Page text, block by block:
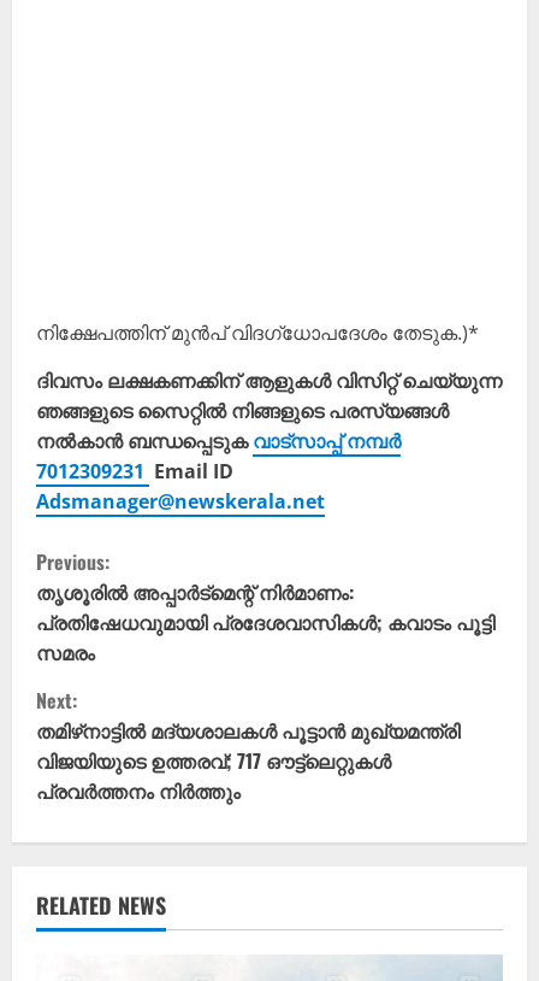
നിക്ഷേപത്തിന് മുൻപ് വിദഗ്ധോപദേശം തേടുക.)*
ദിവസം ലക്ഷകണക്കിന് ആളുകൾ വിസിറ്റ് ചെയ്യുന്ന
ഞങ്ങളുടെ സൈറ്റിൽ നിങ്ങളുടെ പരസ്യങ്ങൾ
നൽകാൻ ബന്ധപ്പെടുകവാട്സാപ്പ് നമ്പർ
7012309231 Email ID
Adsmanager@newskerala.net
C
o
n
t
i
n
u
e
Previous:
തൃശൂരിൽ അപ്പാർട്മെന്റ് നിർമാണം:
പ്രതിഷേധവുമായി പ്രദേശവാസികൾ; കവാടം പൂട്ടി
സമരം
Next:
തമിഴ്‌നാട്ടിൽ മദ്യശാലകൾ പൂട്ടാൻ മുഖ്യമന്ത്രി
വിജയിയുടെ ഉത്തരവ്; 717 ഔട്ട്‌ലെറ്റുകൾ
പ്രവർത്തനം നിർത്തും
RELATED NEWS